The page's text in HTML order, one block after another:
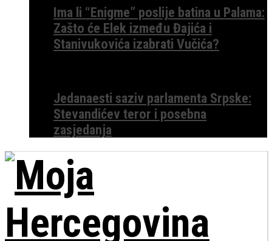
Ima li “Enigme” poslije batina u Palama:
Zašto će Elek između Đajića i
Stanivukovića izabrati Vučića?
Jedanaesti saziv parlamenta Srpske:
Stevandićev teror i posebna
zasjedanja